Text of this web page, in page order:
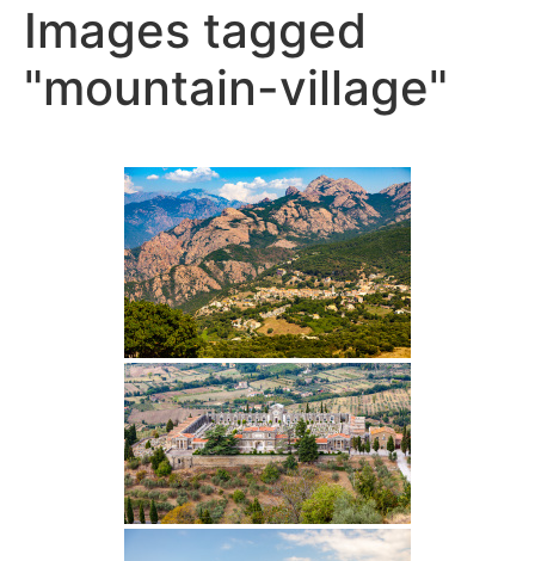
Images tagged
"mountain-village"